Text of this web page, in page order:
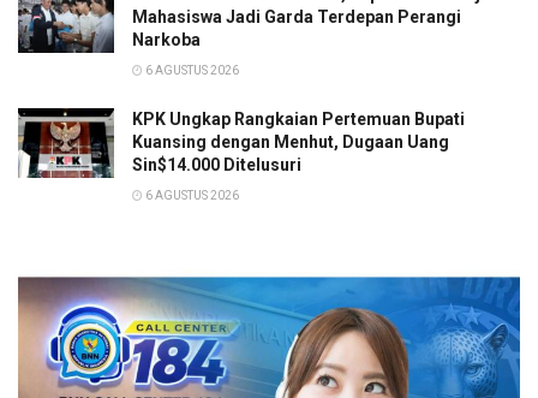
Mahasiswa Jadi Garda Terdepan Perangi
Narkoba
6 AGUSTUS 2026
KPK Ungkap Rangkaian Pertemuan Bupati
Kuansing dengan Menhut, Dugaan Uang
Sin$14.000 Ditelusuri
6 AGUSTUS 2026